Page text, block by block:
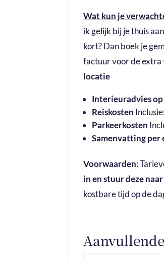
Wat kun je
ik gelijk bij je thuis
kort? Dan boek je
factuur voor de extra
locatie
Interieuradvies
Reiskosten
Parkeerkosten
Samenvatting per
Voorwaarden:
in en stuur deze
kostbare tijd op de